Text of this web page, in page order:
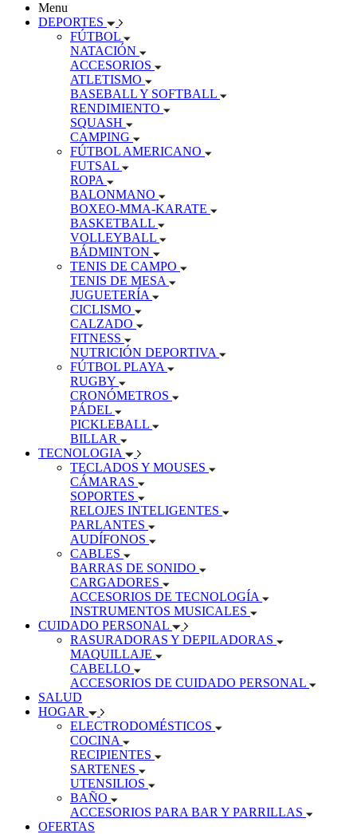
Menu
DEPORTES
FÚTBOL
NATACIÓN
ACCESORIOS
ATLETISMO
BASEBALL Y SOFTBALL
RENDIMIENTO
SQUASH
CAMPING
FÚTBOL AMERICANO
FUTSAL
ROPA
BALONMANO
BOXEO-MMA-KARATE
BASKETBALL
VOLLEYBALL
BÁDMINTON
TENIS DE CAMPO
TENIS DE MESA
JUGUETERÍA
CICLISMO
CALZADO
FITNESS
NUTRICIÓN DEPORTIVA
FÚTBOL PLAYA
RUGBY
CRONÓMETROS
PÁDEL
PICKLEBALL
BILLAR
TECNOLOGIA
TECLADOS Y MOUSES
CÁMARAS
SOPORTES
RELOJES INTELIGENTES
PARLANTES
AUDÍFONOS
CABLES
BARRAS DE SONIDO
CARGADORES
ACCESORIOS DE TECNOLOGÍA
INSTRUMENTOS MUSICALES
CUIDADO PERSONAL
RASURADORAS Y DEPILADORAS
MAQUILLAJE
CABELLO
ACCESORIOS DE CUIDADO PERSONAL
SALUD
HOGAR
ELECTRODOMÉSTICOS
COCINA
RECIPIENTES
SARTENES
UTENSILIOS
BAÑO
ACCESORIOS PARA BAR Y PARRILLAS
OFERTAS